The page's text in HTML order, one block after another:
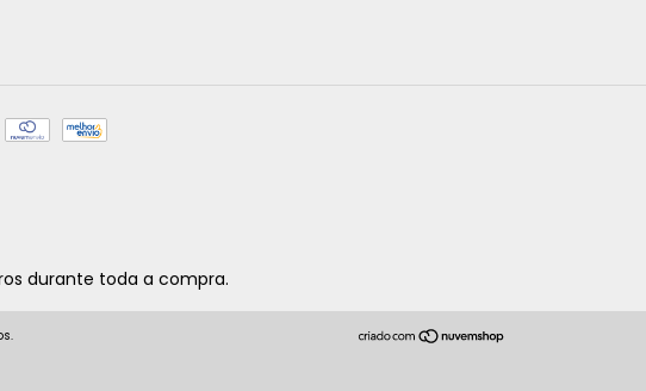
durante toda a compra.